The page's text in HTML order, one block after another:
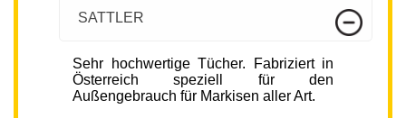
SATTLER
Sehr hochwertige Tücher. Fabriziert in
Österreich speziell für den
Außengebrauch für Markisen aller Art.